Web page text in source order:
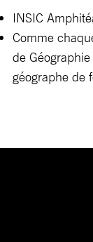
INSIC
Comme
de
géographe de